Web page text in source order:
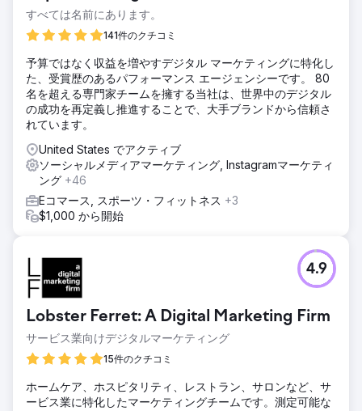
すべては名前にあります。
141件のクチコミ
予算ではなく収益を増やすデジタル マーケティングに特化し
た、受賞歴のあるパフォーマンス エージェンシーです。 80
名を超える専門家チームを擁する当社は、世界中のデジタル
の成功を再定義し推進することで、大手ブランドから信頼さ
れています。
United States でアクティブ
ソーシャルメディアマーケティング, Instagramマーケティ
ング +46
Eコマース, スポーツ・フィットネス +3
$1,000 から開始
Lobster Ferret: A Digital Marketing Firm
サービス業向けデジタルマーケティング
15件のクチコミ
4.9
ホームケア、ホスピタリティ、レストラン、サロンなど、サ
ービス業に特化したマーケティングチームです。測定可能な